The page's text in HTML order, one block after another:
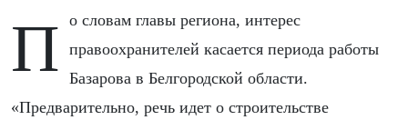
По словам главы региона, интерес
правоохранителей касается периода работы
Базарова в Белгородской области.
«Предварительно, речь идет о строительстве